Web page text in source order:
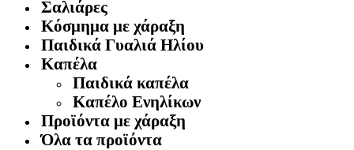
Σαλιάρες
Κόσμημα με χάραξη
Παιδικά Γυαλιά Ηλίου
Καπέλα
Παιδικά καπέλα
Καπέλο Ενηλίκων
Προϊόντα με χάραξη
Όλα τα προϊόντα